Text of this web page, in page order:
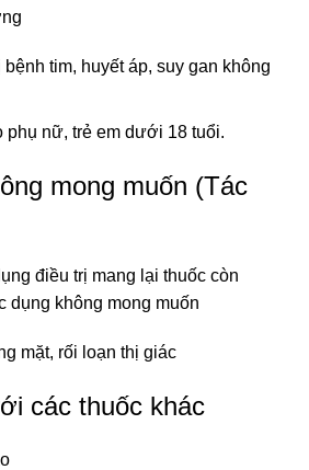
tim, huyết áp, suy gan không
phụ nữ, trẻ em dưới 18 tuổi.
mong muốn (Tác
điều trị mang lại thuốc còn
dụng không mong muốn
mặt, rối loạn thị giác
các thuốc khác